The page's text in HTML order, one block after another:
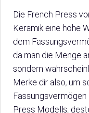
Die French Press
Keramik eine hohe
dem
da man die Menge
sondern
Merke dir also, um
Press Modells,